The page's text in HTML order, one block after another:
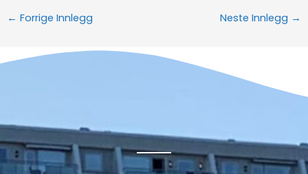
← Forrige Innlegg Neste Innlegg →